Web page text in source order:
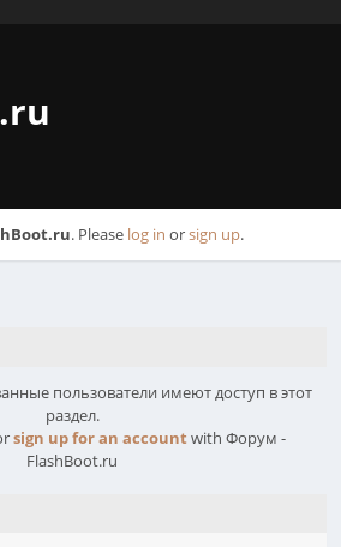
. Please log in orsign up.
пользователи имеют доступ в этот
раздел.
sign up for an accountwith Форум -
FlashBoot.ru